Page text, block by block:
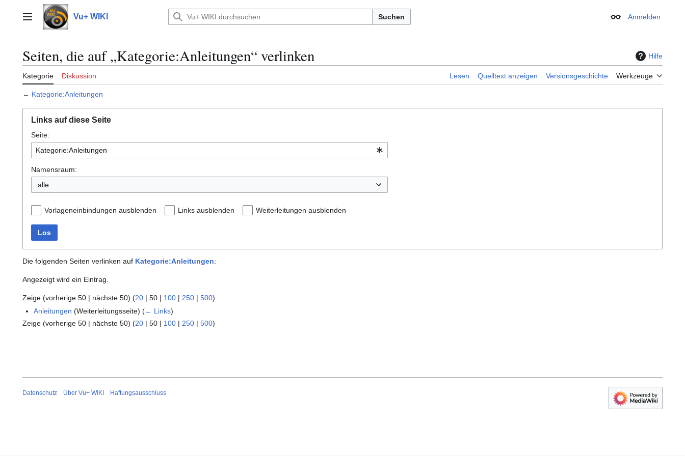
springenHauptmenü Vu+ WIKI Suchen Erscheinungsbild
Anmelden
Seiten, die auf „Kategorie:Anleitungen“ verlinken Hilfe
Kategorie Diskussion Lesen Quelltext anzeigen Versionsgeschichte Werkzeuge
← Kategorie:Anleitungen
Links auf diese Seite
Seite:
Namensraum:
alle
Vorlageneinbindungen ausblenden Links ausblenden Weiterleitungen ausblenden
Los
Die folgenden Seiten verlinken auf Kategorie:Anleitungen:
Angezeigt wird ein Eintrag.
Zeige (vorherige 50 | nächste 50) (20 | 50 | 100 | 250 | 500)
Anleitungen (Weiterleitungsseite)(← Links)
Zeige (vorherige 50 | nächste 50) (20 | 50 | 100 | 250 | 500)
Datenschutz Über Vu+ WIKI Haftungsausschluss